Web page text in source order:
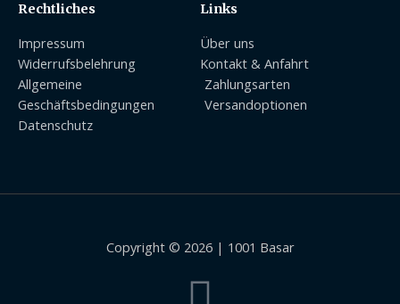
Rechtliches
Impressum
Widerrufsbelehrung
Allgemeine
Geschäftsbedingungen
Datenschutz
Links
Über uns
Kontakt & Anfahrt
Zahlungsarten
Versandoptionen
Copyright © 2026 | 1001 Basar